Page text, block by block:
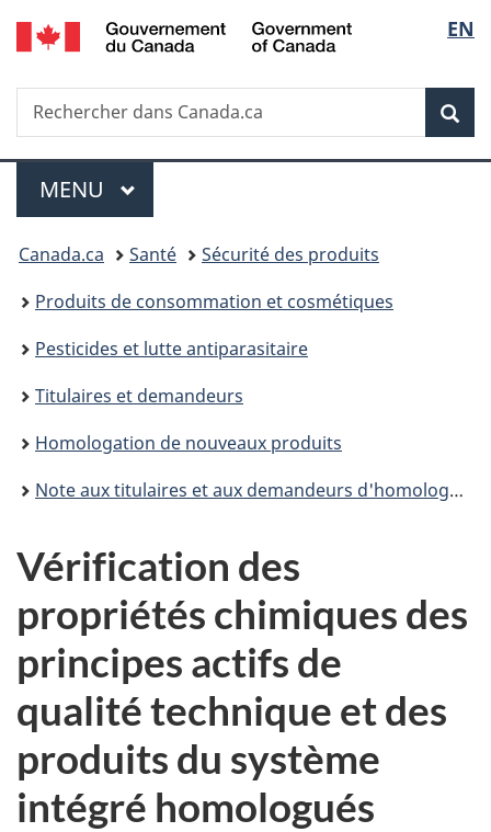
Passer
au
principal
Passer
à
Au
du
Passer
à
version
simplifiée
de
la
EN
Recherche
Rechercher
dans
Menu
MENU PRINCIPAL
Vous
êtes
ici :
Canada.ca Santé
Sécurité des produits
Produits de consommation et cosmétiques
Pesticides et lutte antiparasitaire
Titulaires et demandeurs
Homologation de nouveaux produits
Note aux titulaires et aux demandeurs d'homologation, et aux représentants
Vérification des
propriétés chimiques des
principes actifs de
qualité technique et des
produits du système
intégré homologués